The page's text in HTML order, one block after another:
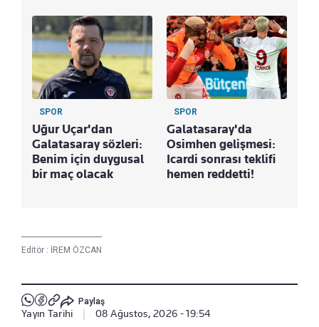
SPOR
Uğur Uçar'dan
Galatasaray sözleri:
Benim için duygusal
bir maç olacak
SPOR
Galatasaray'da
Osimhen gelişmesi:
Icardi sonrası teklifi
hemen reddetti!
Editör : İREM ÖZCAN
Paylaş
Yayın Tarihi 08 Ağustos, 2026 - 19:54